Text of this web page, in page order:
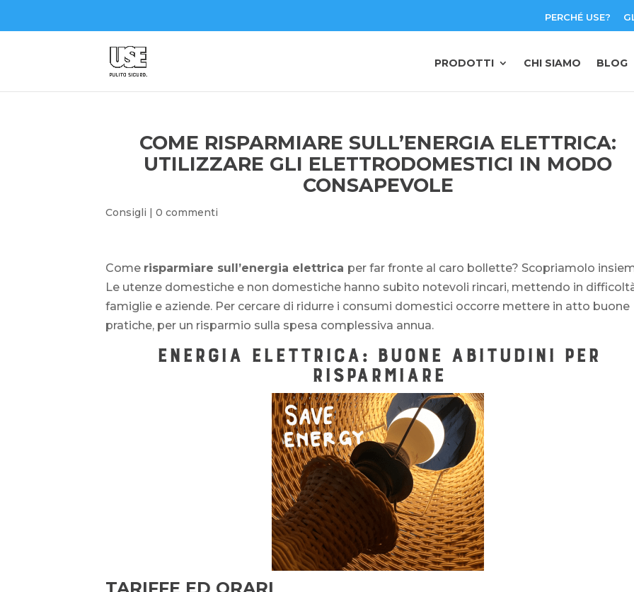
PERCHÉ USE?
PRODOTTI CHI SIAMO BLOG
COME RISPARMIARE SULL’ENERGIA ELETTRICA:
UTILIZZARE GLI ELETTRODOMESTICI IN MODO
CONSAPEVOLE
Consigli |0 commenti
Come risparmiare sull’energia elettrica per far fronte al caro bollette? Scopriamolo
Le utenze domestiche e non domestiche hanno subito notevoli rincari, mettendo in
famiglie e aziende. Per cercare di ridurre i consumi domestici occorre mettere in atto buone
pratiche, per un risparmio sulla spesa complessiva annua.
ENERGIA ELETTRICA: BUONE ABITUDINI PER
RISPARMIARE